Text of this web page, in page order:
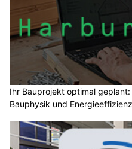
Ihr Bauprojekt optimal
Bauphysik und Energieeffizienz